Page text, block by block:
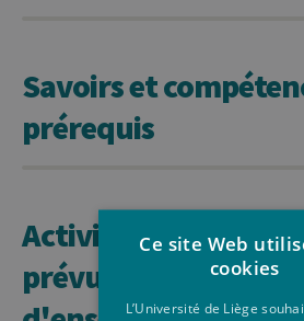
Savoirs et
prérequis
Activités
prévues et méthodes
Ce site Web
cookies
L’Université de Liège